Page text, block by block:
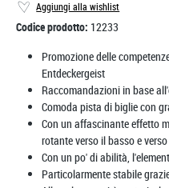
Aggiungi alla wishlist
Codice prodotto: 12233
Promozione delle
Entdeckergeist
Raccomandazioni in base
Comoda pista di biglie con
Con un affascinante effetto
rotante verso il basso e
Con un po' di abilità,
Particolarmente stabile